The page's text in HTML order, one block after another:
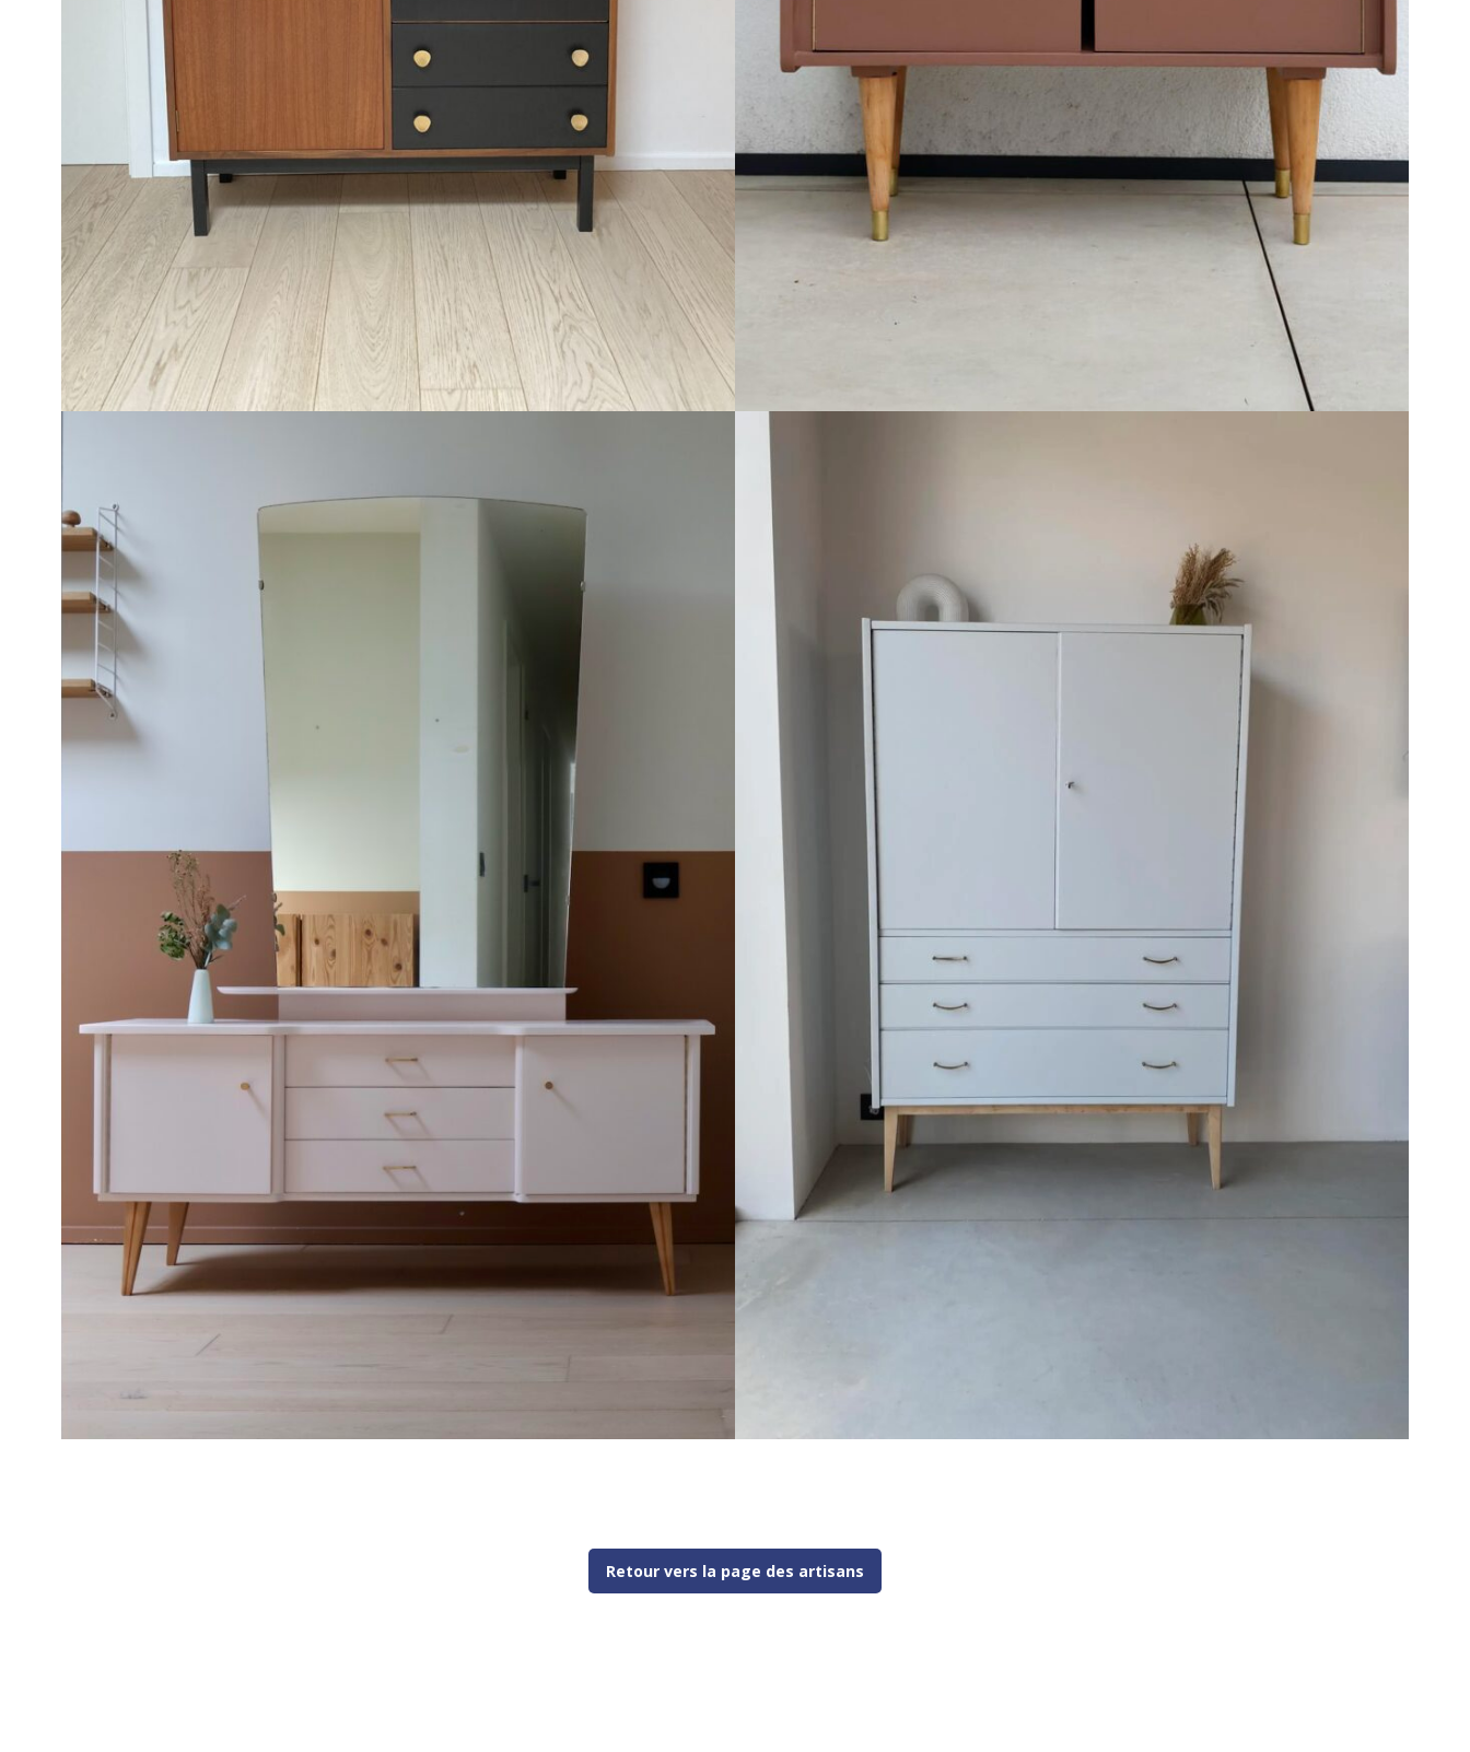
Retour vers la page des artisans